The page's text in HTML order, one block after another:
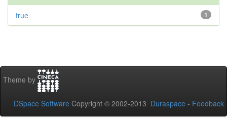
1
true
Theme by
DSpace Software Copyright © 2002-2013 Duraspace - Feedback